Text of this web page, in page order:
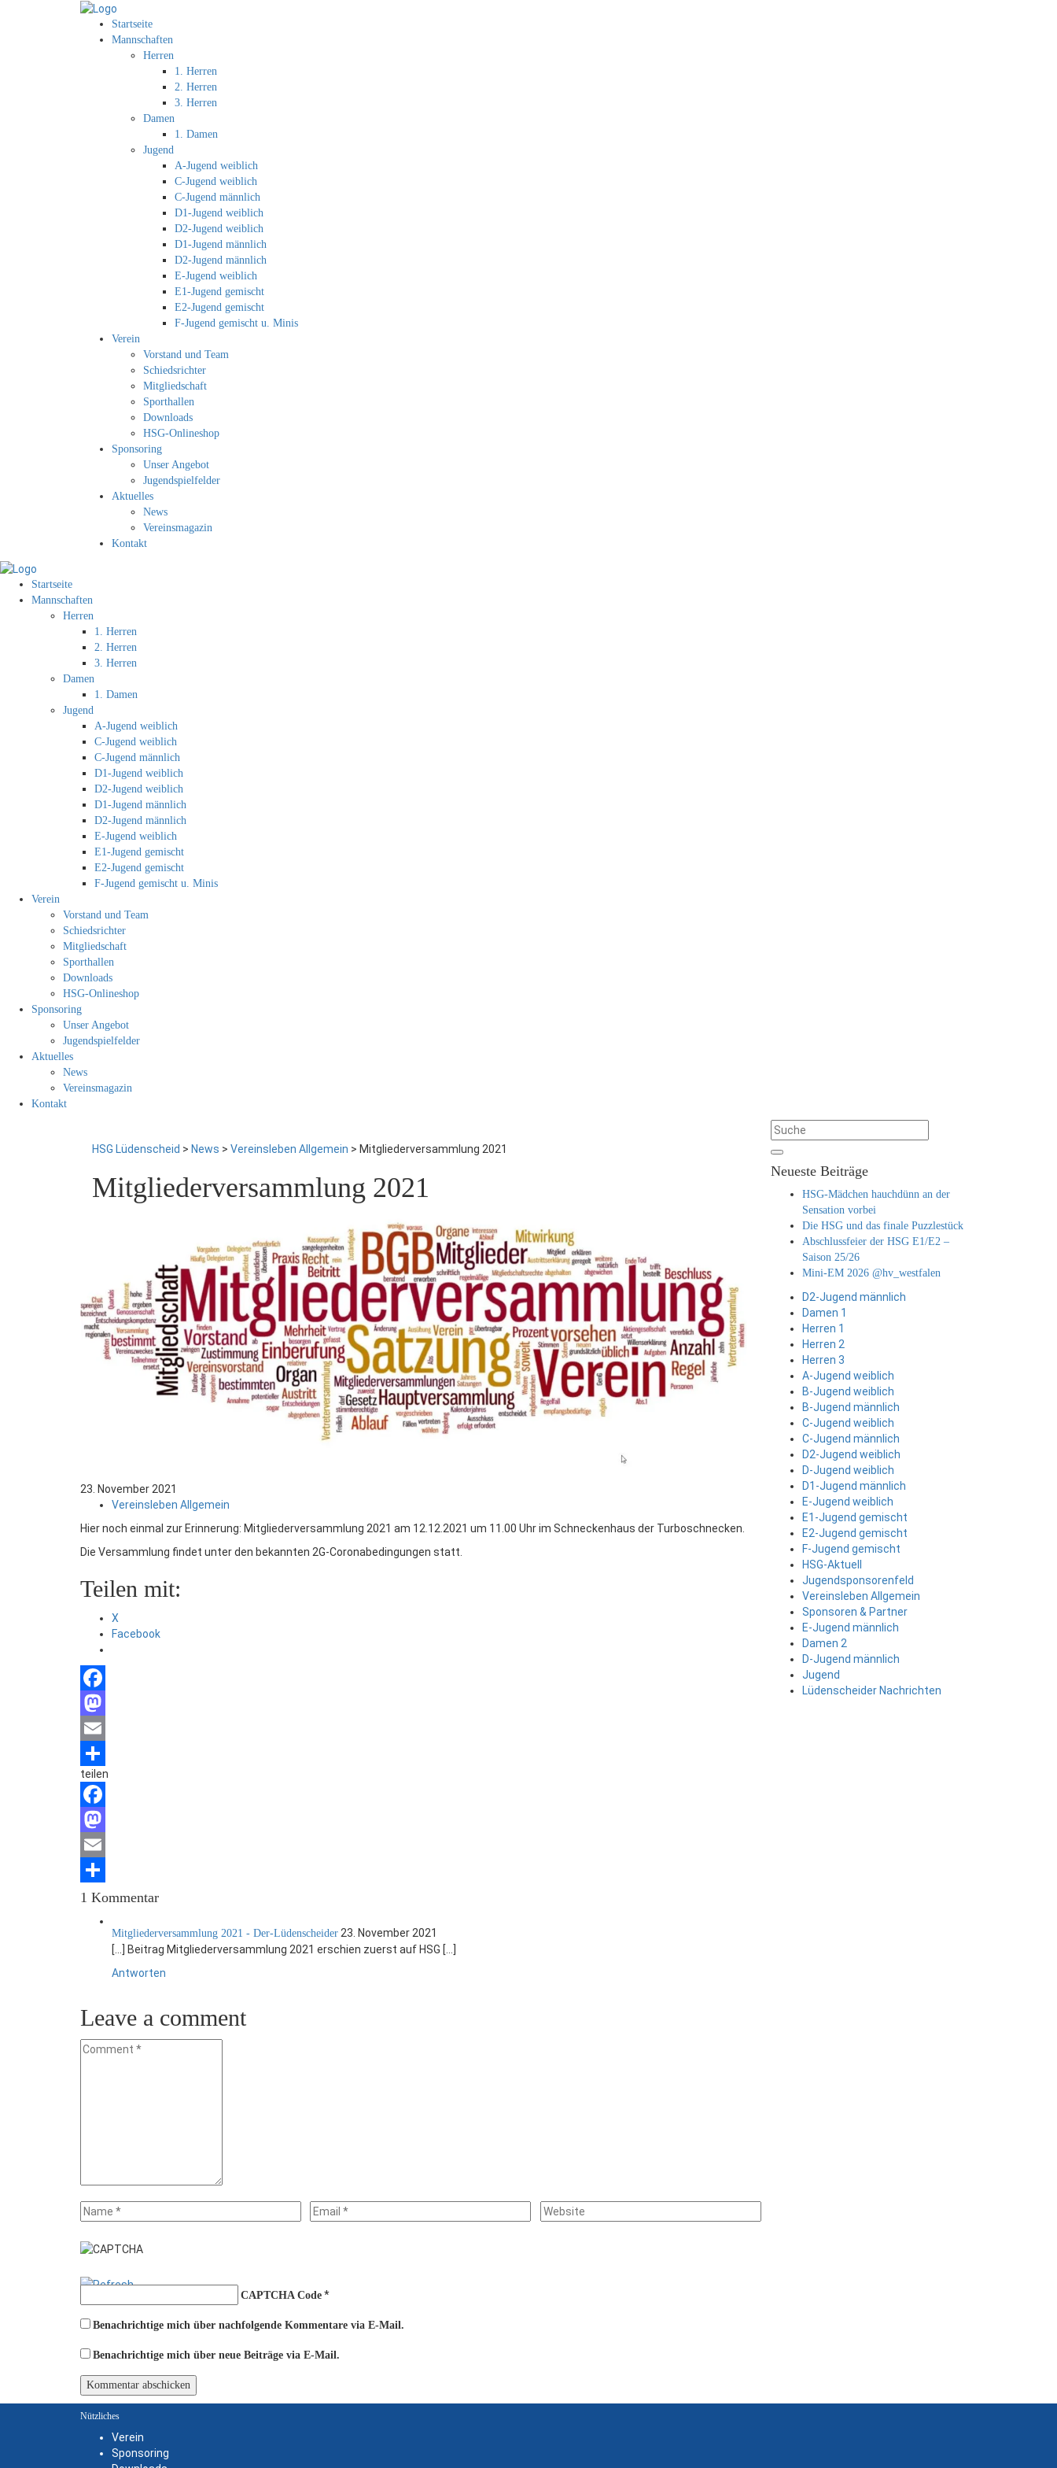
Startseite
Mannschaften
Herren
1. Herren
2. Herren
3. Herren
Damen
1. Damen
Jugend
A-Jugend weiblich
C-Jugend weiblich
C-Jugend männlich
D1-Jugend weiblich
D2-Jugend weiblich
D1-Jugend männlich
D2-Jugend männlich
E-Jugend weiblich
E1-Jugend gemischt
E2-Jugend gemischt
F-Jugend gemischt u. Minis
Verein
Vorstand und Team
Schiedsrichter
Mitgliedschaft
Sporthallen
Downloads
HSG-Onlineshop
Sponsoring
Unser Angebot
Jugendspielfelder
Aktuelles
News
Vereinsmagazin
Kontakt
Startseite
Mannschaften
Herren
1. Herren
2. Herren
3. Herren
Damen
1. Damen
Jugend
A-Jugend weiblich
C-Jugend weiblich
C-Jugend männlich
D1-Jugend weiblich
D2-Jugend weiblich
D1-Jugend männlich
D2-Jugend männlich
E-Jugend weiblich
E1-Jugend gemischt
E2-Jugend gemischt
F-Jugend gemischt u. Minis
Verein
Vorstand und Team
Schiedsrichter
Mitgliedschaft
Sporthallen
Downloads
HSG-Onlineshop
Sponsoring
Unser Angebot
Jugendspielfelder
Aktuelles
News
Vereinsmagazin
Kontakt
HSG Lüdenscheid > News > Vereinsleben Allgemein > Mitgliederversammlung 2021
Mitgliederversammlung 2021
23. November 2021
Vereinsleben Allgemein
Hier noch einmal zur Erinnerung: Mitgliederversammlung 2021 am 12.12.2021 um 11.00 Uhr im Schneckenhaus der Turboschnecken.
Die Versammlung findet unter den bekannten 2G-Coronabedingungen statt.
Teilen mit:
X
Facebook
Facebook
Mastodon
Email
Teilen
teilen
Facebook
Mastodon
Email
Teilen
1 Kommentar
Mitgliederversammlung 2021 - Der-Lüdenscheider 23. November 2021
[…] Beitrag Mitgliederversammlung 2021 erschien zuerst auf HSG […]
Antworten
Leave a comment
CAPTCHA Code *
Benachrichtige mich über nachfolgende Kommentare via E-Mail.
Benachrichtige mich über neue Beiträge via E-Mail.
Neueste Beiträge
HSG-Mädchen hauchdünn an der
Sensation vorbei
Die HSG und das finale Puzzlestück
Abschlussfeier der HSG E1/E2 –
Saison 25/26
Mini-EM 2026 @hv_westfalen
D2-Jugend männlich
Damen 1
Herren 1
Herren 2
Herren 3
A-Jugend weiblich
B-Jugend weiblich
B-Jugend männlich
C-Jugend weiblich
C-Jugend männlich
D2-Jugend weiblich
D-Jugend weiblich
D1-Jugend männlich
E-Jugend weiblich
E1-Jugend gemischt
E2-Jugend gemischt
F-Jugend gemischt
HSG-Aktuell
Jugendsponsorenfeld
Vereinsleben Allgemein
Sponsoren & Partner
E-Jugend männlich
Damen 2
D-Jugend männlich
Jugend
Lüdenscheider Nachrichten
Nützliches
Verein
Sponsoring